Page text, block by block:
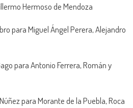
Hermoso de Mendoza
para Miguel Ángel Perera, Alejandro
para Antonio Ferrera, Román y
para Morante de la Puebla, Roca